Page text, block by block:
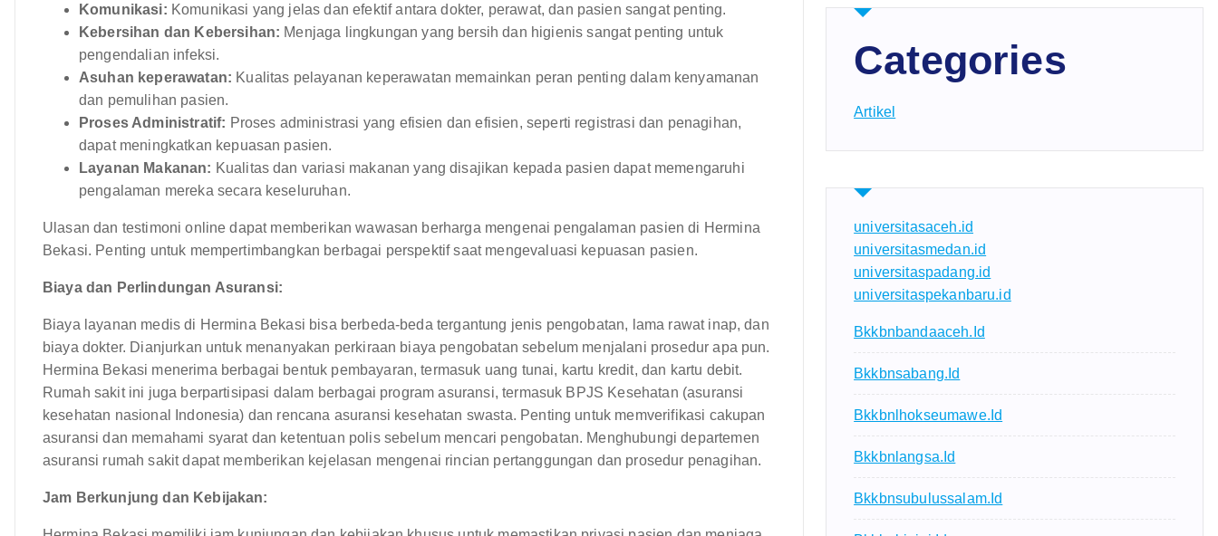
Komunikasi: Komunikasi yang jelas dan efektif antara dokter, perawat, dan pasien sangat penting.
Kebersihan dan Kebersihan: Menjaga lingkungan yang bersih dan higienis sangat penting untuk
pengendalian infeksi.
Asuhan keperawatan: Kualitas pelayanan keperawatan memainkan peran penting dalam kenyamanan
dan pemulihan pasien.
Proses Administratif: Proses administrasi yang efisien dan efisien, seperti registrasi dan penagihan,
dapat meningkatkan kepuasan pasien.
Layanan Makanan: Kualitas dan variasi makanan yang disajikan kepada pasien dapat memengaruhi
pengalaman mereka secara keseluruhan.
Ulasan dan testimoni online dapat memberikan wawasan berharga mengenai pengalaman pasien di Hermina
Bekasi. Penting untuk mempertimbangkan berbagai perspektif saat mengevaluasi kepuasan pasien.
Biaya dan Perlindungan Asuransi:
Biaya layanan medis di Hermina Bekasi bisa berbeda-beda tergantung jenis pengobatan, lama rawat inap, dan
biaya dokter. Dianjurkan untuk menanyakan perkiraan biaya pengobatan sebelum menjalani prosedur apa pun.
Hermina Bekasi menerima berbagai bentuk pembayaran, termasuk uang tunai, kartu kredit, dan kartu debit.
Rumah sakit ini juga berpartisipasi dalam berbagai program asuransi, termasuk BPJS Kesehatan (asuransi
kesehatan nasional Indonesia) dan rencana asuransi kesehatan swasta. Penting untuk memverifikasi cakupan
asuransi dan memahami syarat dan ketentuan polis sebelum mencari pengobatan. Menghubungi departemen
asuransi rumah sakit dapat memberikan kejelasan mengenai rincian pertanggungan dan prosedur penagihan.
Jam Berkunjung dan Kebijakan:
Categories
Artikel
universitasaceh.id
universitasmedan.id
universitaspadang.id
universitaspekanbaru.id
Bkkbnbandaaceh.id
Bkkbnsabang.id
Bkkbnlhokseumawe.id
Bkkbnlangsa.id
Bkkbnsubulussalam.id